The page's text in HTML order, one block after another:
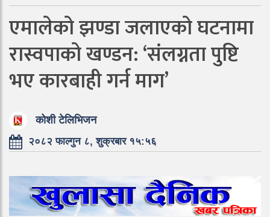
एमालेको झण्डा जलाएको घटनामा
रास्वपाको खण्डन: ‘संलग्नता पुष्टि
भए कारबाही गर्न माग’
कोशी टेलिभिजन
२०८२ फाल्गुन ८, शुक्रबार १५:५६